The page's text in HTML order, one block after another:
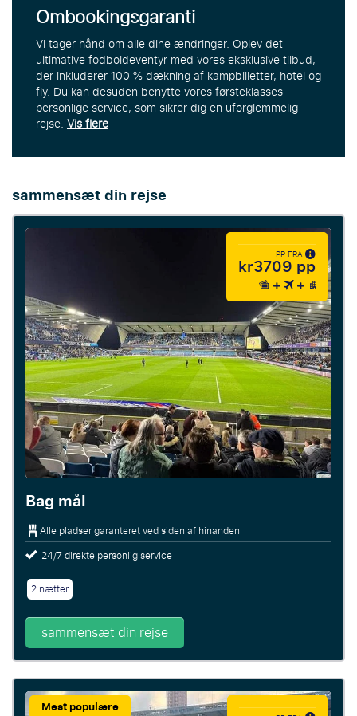
Ombookingsgaranti
Vi tager hånd om alle dine ændringer. Oplev det
ultimative fodboldeventyr med vores eksklusive tilbud,
der inkluderer 100 % dækning af kampbilletter, hotel og
fly. Du kan desuden benytte vores førsteklasses
personlige service, som sikrer dig en uforglemmelig
rejse.Vis flere
sammensæt din rejse
PP FRA
kr3709 pp
Bag mål
Alle pladser garanteret ved siden af hinanden
24/7 direkte personlig service
2 nætter
sammensæt din rejse
Mest populære